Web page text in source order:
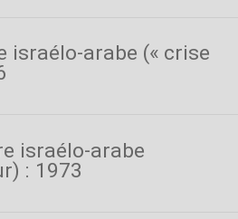
israélo-arabe (« crise
israélo-arabe
: 1973